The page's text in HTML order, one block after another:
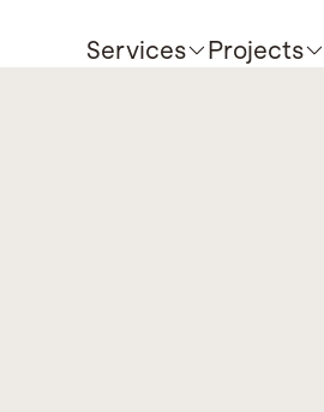
Services Projects